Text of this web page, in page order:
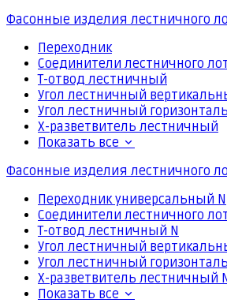
Фасонные изделия лестничного
Переходник
Соединители лестничного
Т-отвод лестничный
Угол лестничный
Угол лестничный
Х-разветвитель лестничный
Показать все
Фасонные изделия лестничного
Переходник универсальный N
Соединители лестничного
Т-отвод лестничный N
Угол лестничный
Угол лестничный
Х-разветвитель лестничный
Показать все